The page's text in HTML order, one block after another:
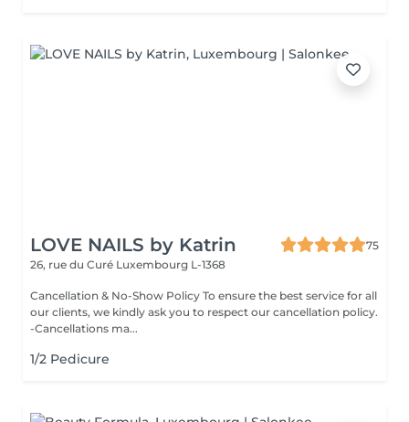
LOVE NAILS by Katrin
75
26, rue du Curé Luxembourg L-1368
Cancellation & No-Show Policy To ensure the best service for all
our clients, we kindly ask you to respect our cancellation policy.
-Cancellations ma...
1/2 Pedicure